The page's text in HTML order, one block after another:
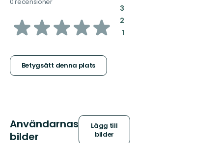
av
stjärnor
Betygsätt denna plats
3:
2:
1:
Användarnas
bilder
Lägg till
bilder